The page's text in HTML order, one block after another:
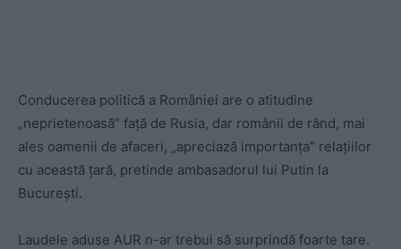
Conducerea politică a României are o atitudine
„neprietenoasă” față de Rusia, dar românii de rând, mai
ales oamenii de afaceri, „apreciază importanța” relațiilor
cu această țară, pretinde ambasadorul lui Putin la
București.
Laudele aduse AUR n-ar trebui să surprindă foarte tare.